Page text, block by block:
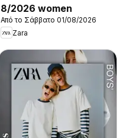
8/2026 women
Από το Σάββατο 01/08/2026
Zara